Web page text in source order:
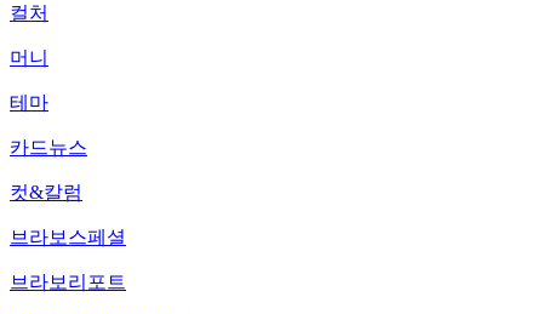
컬처
머니
테마
카드뉴스
컷&칼럼
브라보스페셜
브라보리포트